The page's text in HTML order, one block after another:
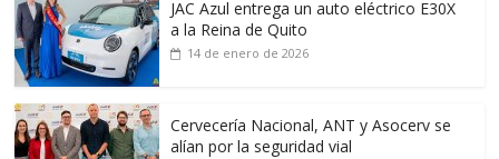
JAC Azul entrega un auto eléctrico E30X
a la Reina de Quito
14 de enero de 2026
Cervecería Nacional, ANT y Asocerv se
alían por la seguridad vial